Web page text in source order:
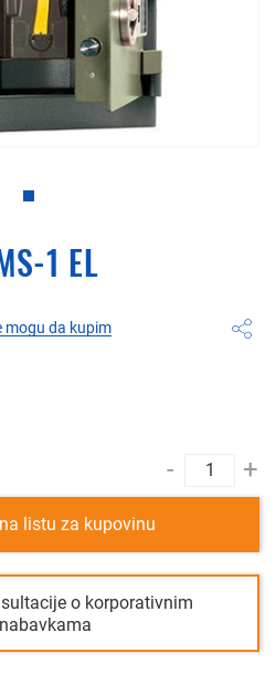
1 EL
mogu da kupim
- +
listu za kupovinu
o korporativnim
nabavkama